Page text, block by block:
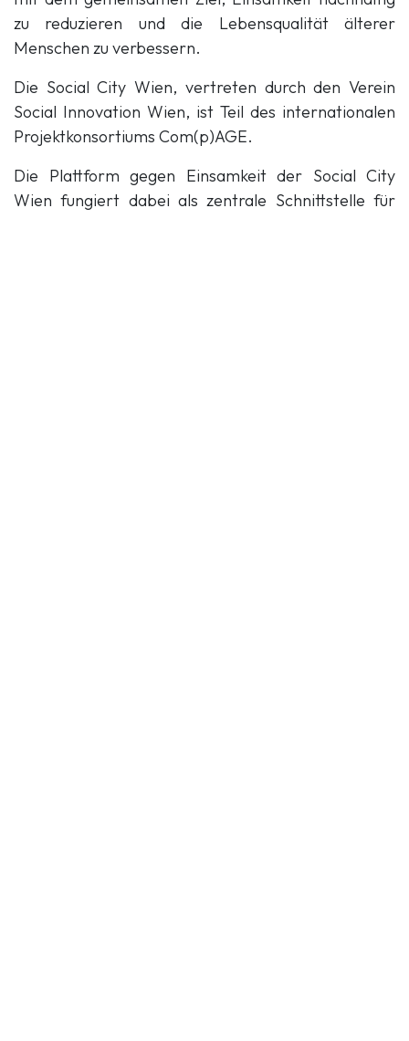
zu reduzieren und die Lebensqualität älterer
Menschen zu verbessern.
Die Social City Wien, vertreten durch den Verein
Social Innovation Wien, ist Teil des internationalen
Projektkonsortiums Com(p)AGE.
Die Plattform gegen Einsamkeit der Social City
Wien fungiert dabei als zentrale Schnittstelle für